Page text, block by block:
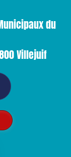
du
Villejuif